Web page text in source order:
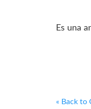
Es una
« Back to